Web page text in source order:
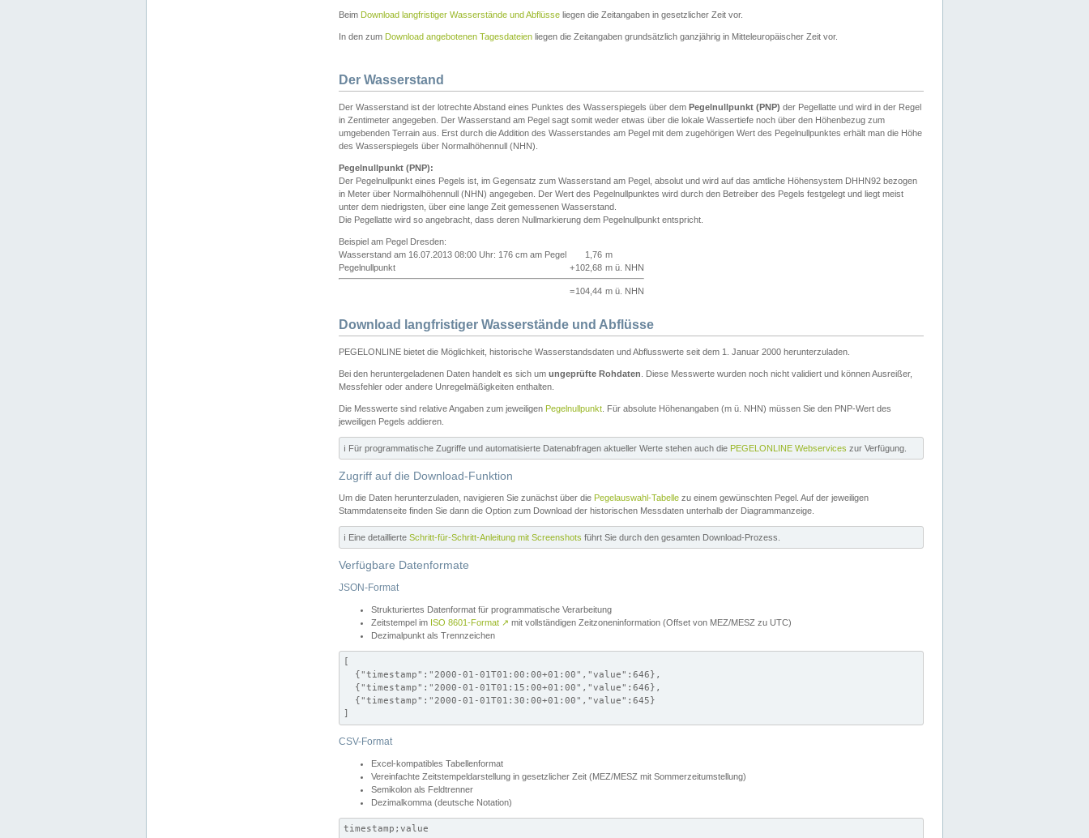
Beim Download langfristiger Wasserstände und Abflüsse liegen die Zeitangaben in gesetzlicher Zeit vor.
In den zum Download angebotenen Tagesdateien liegen die Zeitangaben grundsätzlich ganzjährig in Mitteleuropäischer Zeit vor.
Der Wasserstand
Der Wasserstand ist der lotrechte Abstand eines Punktes des Wasserspiegels über dem Pegelnullpunkt (PNP) der Pegellatte und wird in der Regel
in Zentimeter angegeben. Der Wasserstand am Pegel sagt somit weder etwas über die lokale Wassertiefe noch über den Höhenbezug zum
umgebenden Terrain aus. Erst durch die Addition des Wasserstandes am Pegel mit dem zugehörigen Wert des Pegelnullpunktes erhält man die Höhe
des Wasserspiegels über Normalhöhennull (NHN).
Pegelnullpunkt (PNP):
Der Pegelnullpunkt eines Pegels ist, im Gegensatz zum Wasserstand am Pegel, absolut und wird auf das amtliche Höhensystem DHHN92 bezogen
in Meter über Normalhöhennull (NHN) angegeben. Der Wert des Pegelnullpunktes wird durch den Betreiber des Pegels festgelegt und liegt meist
unter dem niedrigsten, über eine lange Zeit gemessenen Wasserstand.
Die Pegellatte wird so angebracht, dass deren Nullmarkierung dem Pegelnullpunkt entspricht.
Beispiel am Pegel Dresden:
Wasserstand am 16.07.2013 08:00 Uhr: 176 cm am Pegel
1,76 m
Pegelnullpunkt
+102,68 m ü. NHN
=104,44 m ü. NHN
Download langfristiger Wasserstände und Abflüsse
PEGELONLINE bietet die Möglichkeit, historische Wasserstandsdaten und Abflusswerte seit dem 1. Januar 2000 herunterzuladen.
Bei den heruntergeladenen Daten handelt es sich um ungeprüfte Rohdaten . Diese Messwerte wurden noch nicht validiert und können Ausreißer,
Messfehler oder andere Unregelmäßigkeiten enthalten.
Die Messwerte sind relative Angaben zum jeweiligen Pegelnullpunkt . Für absolute Höhenangaben (m ü. NHN) müssen Sie den PNP-Wert des
jeweiligen Pegels addieren.
ℹ️ Für programmatische Zugriffe und automatisierte Datenabfragen aktueller Werte stehen auch die PEGELONLINE Webservices zur Verfügung.
Zugriff auf die Download-Funktion
Um die Daten herunterzuladen, navigieren Sie zunächst über die Pegelauswahl-Tabelle zu einem gewünschten Pegel. Auf der jeweiligen
Stammdatenseite finden Sie dann die Option zum Download der historischen Messdaten unterhalb der Diagrammanzeige.
ℹ️ Eine detaillierte Schritt-für-Schritt-Anleitung mit Screenshots führt Sie durch den gesamten Download-Prozess.
Verfügbare Datenformate
JSON-Format
Strukturiertes Datenformat für programmatische Verarbeitung
Zeitstempel im ISO 8601-Format ↗ mit vollständigen Zeitzoneninformation (Offset von MEZ/MESZ zu UTC)
Dezimalpunkt als Trennzeichen
[
  {"timestamp":"2000-01-01T01:00:00+01:00","value":646},
  {"timestamp":"2000-01-01T01:15:00+01:00","value":646},
  {"timestamp":"2000-01-01T01:30:00+01:00","value":645}
]
CSV-Format
Excel-kompatibles Tabellenformat
Vereinfachte Zeitstempeldarstellung in gesetzlicher Zeit (MEZ/MESZ mit Sommerzeitumstellung)
Semikolon als Feldtrenner
Dezimalkomma (deutsche Notation)
timestamp;value